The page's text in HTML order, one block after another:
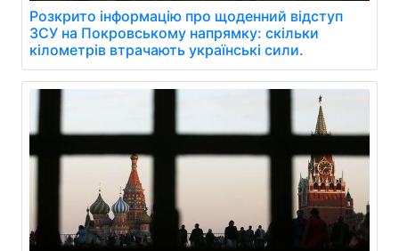
Розкрито інформацію про щоденний відступ
ЗСУ на Покровському напрямку: скільки
кілометрів втрачають українські сили.